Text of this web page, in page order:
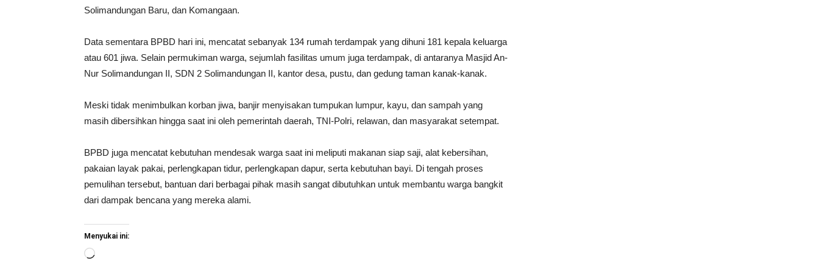
Solimandungan Baru, dan Komangaan.
Data sementara BPBD hari ini, mencatat sebanyak 134 rumah terdampak yang dihuni 181 kepala keluarga
atau 601 jiwa. Selain permukiman warga, sejumlah fasilitas umum juga terdampak, di antaranya Masjid An-
Nur Solimandungan II, SDN 2 Solimandungan II, kantor desa, pustu, dan gedung taman kanak-kanak.
Meski tidak menimbulkan korban jiwa, banjir menyisakan tumpukan lumpur, kayu, dan sampah yang
masih dibersihkan hingga saat ini oleh pemerintah daerah, TNI-Polri, relawan, dan masyarakat setempat.
BPBD juga mencatat kebutuhan mendesak warga saat ini meliputi makanan siap saji, alat kebersihan,
pakaian layak pakai, perlengkapan tidur, perlengkapan dapur, serta kebutuhan bayi. Di tengah proses
pemulihan tersebut, bantuan dari berbagai pihak masih sangat dibutuhkan untuk membantu warga bangkit
dari dampak bencana yang mereka alami.
Menyukai ini:
Memuat...